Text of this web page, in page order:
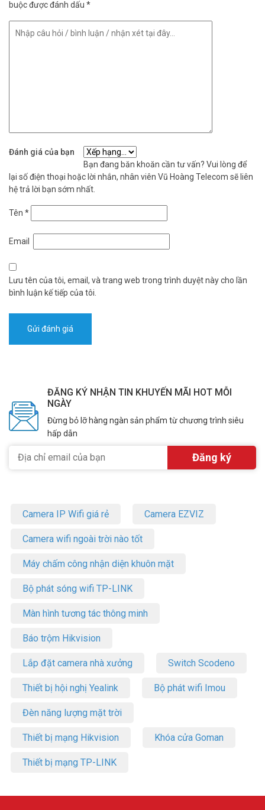
buộc được đánh dấu *
Đánh giá của bạn
Bạn đang băn khoăn cần tư vấn? Vui lòng để
lại số điện thoại hoặc lời nhắn, nhân viên Vũ Hoàng Telecom sẽ liên
hệ trả lời bạn sớm nhất.
Tên *
Email
Lưu tên của tôi, email, và trang web trong trình duyệt này cho lần
bình luận kế tiếp của tôi.
ĐĂNG KÝ NHẬN TIN KHUYẾN MÃI HOT MỖI
NGÀY
Đừng bỏ lỡ hàng ngàn sản phẩm từ chương trình siêu
hấp dẫn
Camera IP Wifi giá rẻ Camera EZVIZ
Camera wifi ngoài trời nào tốt
Máy chấm công nhận diện khuôn mặt
Bộ phát sóng wifi TP-LINK
Màn hình tương tác thông minh
Báo trộm Hikvision
Lắp đặt camera nhà xưởng Switch Scodeno
Thiết bị hội nghị Yealink Bộ phát wifi Imou
Đèn năng lượng mặt trời
Thiết bị mạng Hikvision Khóa cửa Goman
Thiết bị mạng TP-LINK